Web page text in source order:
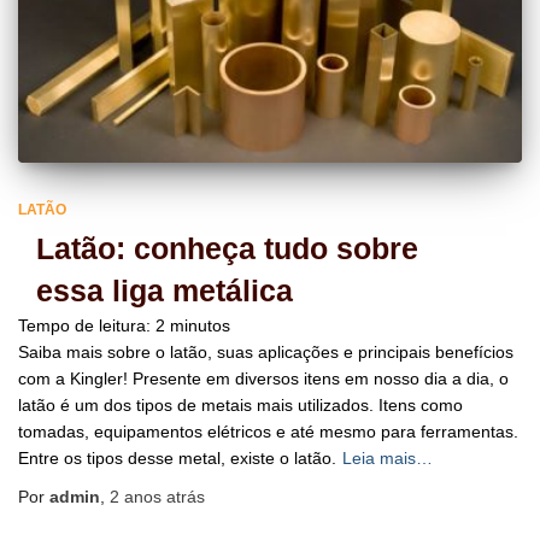
LATÃO
Latão: conheça tudo sobre
essa liga metálica
Tempo de leitura: 2 minutos
Saiba mais sobre o latão, suas aplicações e principais benefícios
com a Kingler! Presente em diversos itens em nosso dia a dia, o
latão é um dos tipos de metais mais utilizados. Itens como
tomadas, equipamentos elétricos e até mesmo para ferramentas.
Entre os tipos desse metal, existe o latão.
Leia mais…
Por admin 2 anos atrás